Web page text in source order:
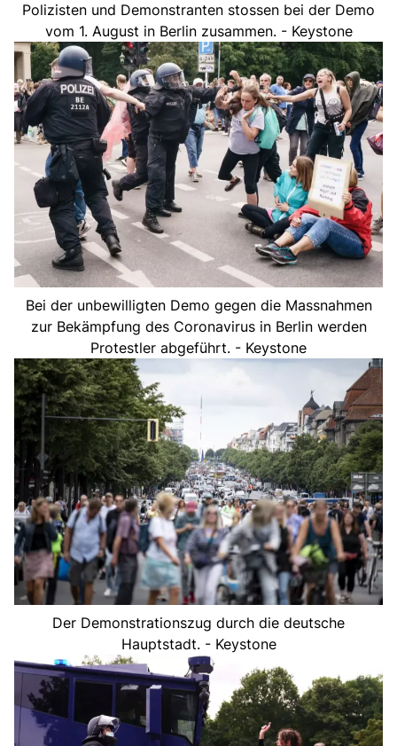
Polizisten und Demonstranten stossen bei der Demo
vom 1. August in Berlin zusammen. - Keystone
Bei der unbewilligten Demo gegen die Massnahmen
zur Bekämpfung des Coronavirus in Berlin werden
Protestler abgeführt. - Keystone
Der Demonstrationszug durch die deutsche
Hauptstadt. - Keystone